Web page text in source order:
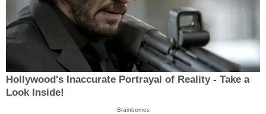
Hollywood's Inaccurate Portrayal of Reality - Take a
Look Inside!
Brainberries